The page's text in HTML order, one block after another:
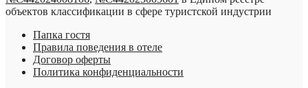
объектов классификации в сфере туристской индустрии
Папка гостя
Правила поведения в отеле
Договор оферты
Политика конфиденциальности